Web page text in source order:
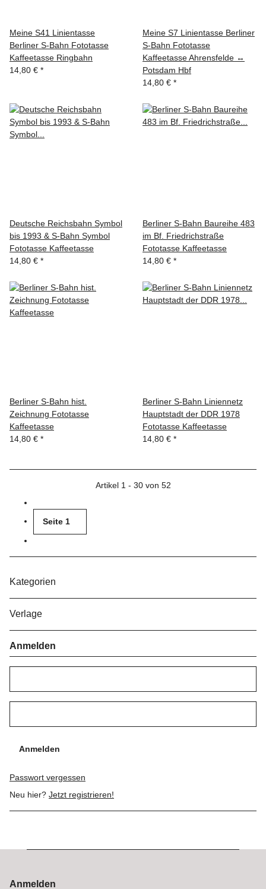
Meine S41 Linientasse
Berliner S-Bahn Fototasse
Kaffeetasse Ringbahn
14,80 € *
Meine S7 Linientasse Berliner
S-Bahn Fototasse
Kaffeetasse Ahrensfelde ↔
Potsdam Hbf
14,80 € *
Deutsche Reichsbahn Symbol
bis 1993 & S-Bahn Symbol
Fototasse Kaffeetasse
14,80 € *
Berliner S-Bahn Baureihe 483
im Bf. Friedrichstraße
Fototasse Kaffeetasse
14,80 € *
Berliner S-Bahn hist.
Zeichnung Fototasse
Kaffeetasse
14,80 € *
Berliner S-Bahn Liniennetz
Hauptstadt der DDR 1978
Fototasse Kaffeetasse
14,80 € *
Artikel 1 - 30 von 52
Seite 1
Kategorien
Verlage
Anmelden
Anmelden
Passwort vergessen
Neu hier? Jetzt registrieren!
Anmelden